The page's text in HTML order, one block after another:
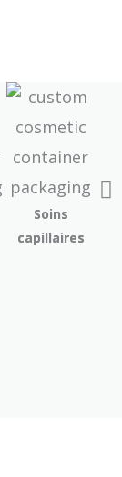
Soins
capillaires